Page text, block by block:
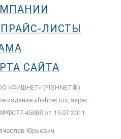
ПРАЙС-ЛИСТЫ
САЙТА
«ФИШНЕТ» (FISHNET®)
издание «fishnet.ru», зарег.
45888 от 15.07.2011
Юрьевич